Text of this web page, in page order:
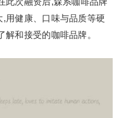
用健康、口味与品质等硬
和接受的咖啡品牌。